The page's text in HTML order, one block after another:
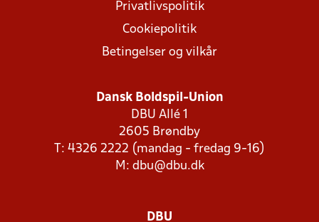
Privatlivspolitik
Cookiepolitik
Betingelser og vilkår
Dansk Boldspil-Union
DBU Allé 1
2605 Brøndby
T: 4326 2222 (mandag - fredag 9-16)
M: dbu@dbu.dk
DBU